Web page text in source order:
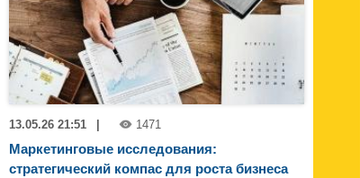
13.05.26 21:51 | 1471
Маркетинговые исследования:
стратегический компас для роста бизнеса